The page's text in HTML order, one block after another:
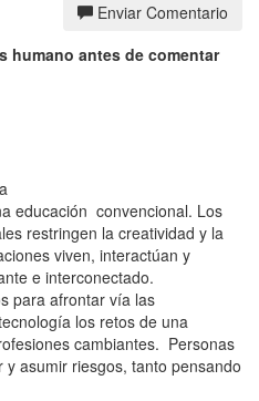
Enviar Comentario
humano antes de comentar
educación convencional. Los
restringen la creatividad y la
viven, interactúan y
e interconectado.
para afrontar vía las
los retos de una
cambiantes. Personas
asumir riesgos, tanto pensando